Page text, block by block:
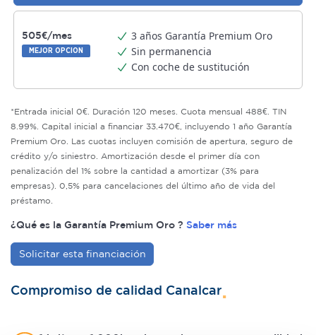
505€/mes
MEJOR OPCION
3 años Garantía Premium Oro
Sin permanencia
Con coche de sustitución
*Entrada inicial 0€. Duración 120 meses. Cuota mensual 488€. TIN
8.99%. Capital inicial a financiar 33.470€, incluyendo 1 año Garantía
Premium Oro. Las cuotas incluyen comisión de apertura, seguro de
crédito y/o siniestro. Amortización desde el primer día con
penalización del 1% sobre la cantidad a amortizar (3% para
empresas). 0,5% para cancelaciones del último año de vida del
préstamo.
¿Qué es la Garantía Premium Oro ? Saber más
Solicitar esta financiación
Compromiso de calidad Canalcar